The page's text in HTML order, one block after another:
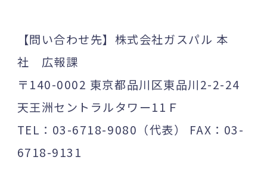
【問い合わせ先】株式会社ガスパル 本
社 広報課
〒140-0002 東京都品川区東品川2-2-24
天王洲セントラルタワー11Ｆ
TEL：03-6718-9080（代表） FAX：03-
6718-9131